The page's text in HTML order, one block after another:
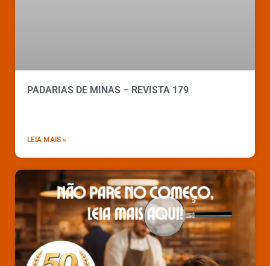
PADARIAS DE MINAS – REVISTA 179
LEIA MAIS »